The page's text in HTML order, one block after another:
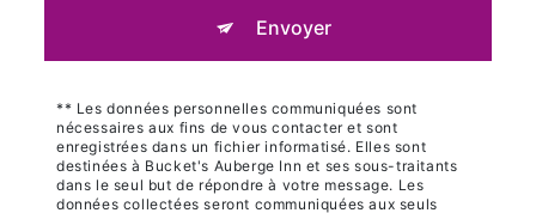
Envoyer
** Les données personnelles communiquées sont
nécessaires aux fins de vous contacter et sont
enregistrées dans un fichier informatisé. Elles sont
destinées à Bucket's Auberge Inn et ses sous-traitants
dans le seul but de répondre à votre message. Les
données collectées seront communiquées aux seuls